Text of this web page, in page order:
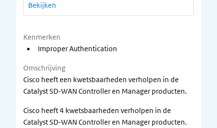
Bekijken
Kenmerken
Improper Authentication
Omschrijving
Cisco heeft een kwetsbaarheden verholpen in de
Catalyst SD-WAN Controller en Manager producten.
Cisco heeft 4 kwetsbaarheden verholpen in de
Catalyst SD-WAN Controller en Manager producten.